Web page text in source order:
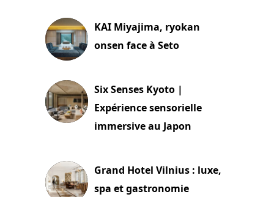
KAI Miyajima, ryokan
onsen face à Seto
Six Senses Kyoto |
Expérience sensorielle
immersive au Japon
Grand Hotel Vilnius : luxe,
spa et gastronomie